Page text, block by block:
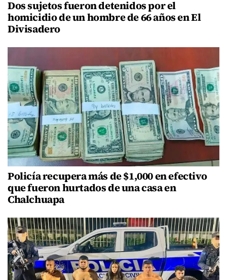
Dos sujetos fueron detenidos por el
homicidio de un hombre de 66 años en El
Divisadero
Policía recupera más de $1,000 en efectivo
que fueron hurtados de una casa en
Chalchuapa